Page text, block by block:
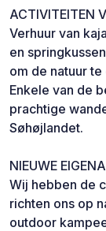
ACTIVITEITEN
Verhuur van
en
om de natuur
Enkele van de
prachtige
Søhøjlandet.
NIEUWE
Wij hebben de
richten ons op
outdoor